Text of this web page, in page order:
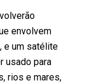
envolvem
e um satélite
usado para
rios e mares,